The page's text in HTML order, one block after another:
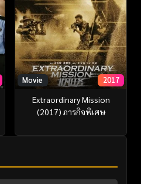
Movie 2017
Extraordinary Mission
(2017) ภารกิจพิเศษ